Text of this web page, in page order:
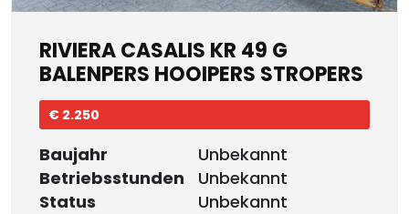
RIVIERA CASALIS KR 49 G
BALENPERS HOOIPERS STROPERS
€ 2.250
Baujahr
Unbekannt
Betriebsstunden
Unbekannt
Status
Unbekannt